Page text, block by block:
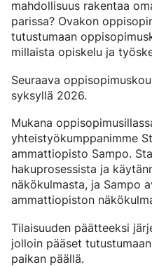
KEVYET JA RASKAAT
VOIMANSIIRTO
ENERGIA
ÖLJY JA KAASU
KULJETUSKALUSTO
BOORITERÄKSET
TYPETYSTERÄKSET
MARAGING-TERÄS
PUOLIVALMIIT-
PUOLIVALMIIT
PUOLIVALMIIT
KOVAKROMATUT
OPTIMAALISTA
CROMAX-
VALSSILANGAT JA
(BAR-IN-COIL)
SAUMATTOMAT
OVAKO 280-
VAKIOPUTKET
VALSSATUT JA TAOTUT
SERTIFIKAATIT JA
OVAKO SCIENCE AND
YHTEISKUNTAVASTUU
YRITYSETIIKKA
SERTIFIKAATIT,
KESTÄVÄN
JOHTO
LIIKETOIMINTAMME
MAAILMANLAAJUISEN
ERIKOISTERÄKSISSÄ
VETYLAITOKSEMME
DANIEL STÅHL
UUTISET JA
TAPAHTUMAT JA
TARINOITA
STRENGTH OF STEEL
MEDIAPANKKIIN
Suomi
Myyntikonttorit
Pohjois-Eurooppa
Keski-Eurooppa
Itä-Eurooppa
Etelä-Eurooppa
Aasian Ja
Pohjois-Amerikka
Etelä-Amerikka
Yhteystiedot
Ovatrack
Steelnavigator
Sign In
mahdollisuus rakentaa
parissa? Ovakon
tutustumaan
millaista opiskelu ja
Seuraava
syksyllä 2026.
Mukana
yhteistyökumppanimme
ammattiopisto Sampo.
hakuprosessista ja
näkökulmasta, ja Sampo
ammattiopiston
Tilaisuuden päätteeksi
jolloin pääset
paikan päällä.